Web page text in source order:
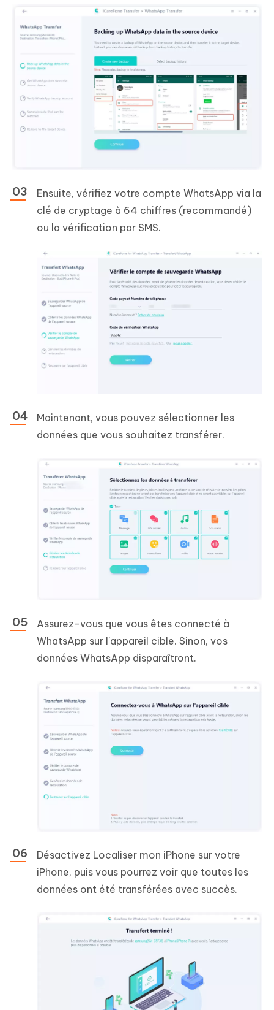
Ensuite, vérifiez votre compte WhatsApp via la
clé de cryptage à 64 chiffres (recommandé)
ou la vérification par SMS.
Maintenant, vous pouvez sélectionner les
données que vous souhaitez transférer.
Assurez-vous que vous êtes connecté à
WhatsApp sur l'appareil cible. Sinon, vos
données WhatsApp disparaîtront.
Désactivez Localiser mon iPhone sur votre
iPhone, puis vous pourrez voir que toutes les
données ont été transférées avec succès.